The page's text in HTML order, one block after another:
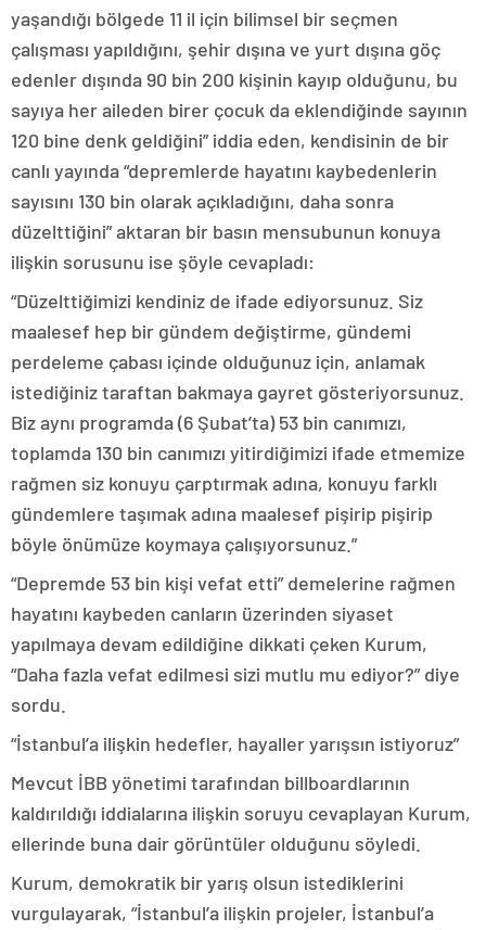
yaşandığı bölgede 11 il için bilimsel bir seçmen
çalışması yapıldığını, şehir dışına ve yurt dışına göç
edenler dışında 90 bin 200 kişinin kayıp olduğunu, bu
sayıya her aileden birer çocuk da eklendiğinde sayının
120 bine denk geldiğini” iddia eden, kendisinin de bir
canlı yayında “depremlerde hayatını kaybedenlerin
sayısını 130 bin olarak açıkladığını, daha sonra
düzelttiğini” aktaran bir basın mensubunun konuya
ilişkin sorusunu ise şöyle cevapladı:
“Düzelttiğimizi kendiniz de ifade ediyorsunuz. Siz
maalesef hep bir gündem değiştirme, gündemi
perdeleme çabası içinde olduğunuz için, anlamak
istediğiniz taraftan bakmaya gayret gösteriyorsunuz.
Biz aynı programda (6 Şubat’ta) 53 bin canımızı,
toplamda 130 bin canımızı yitirdiğimizi ifade etmemize
rağmen siz konuyu çarptırmak adına, konuyu farklı
gündemlere taşımak adına maalesef pişirip pişirip
böyle önümüze koymaya çalışıyorsunuz.”
“Depremde 53 bin kişi vefat etti” demelerine rağmen
hayatını kaybeden canların üzerinden siyaset
yapılmaya devam edildiğine dikkati çeken Kurum,
“Daha fazla vefat edilmesi sizi mutlu mu ediyor?” diye
sordu.
“İstanbul’a ilişkin hedefler, hayaller yarışsın istiyoruz”
Mevcut İBB yönetimi tarafından billboardlarının
kaldırıldığı iddialarına ilişkin soruyu cevaplayan Kurum,
ellerinde buna dair görüntüler olduğunu söyledi.
Kurum, demokratik bir yarış olsun istediklerini
vurgulayarak, “İstanbul’a ilişkin projeler, İstanbul’a